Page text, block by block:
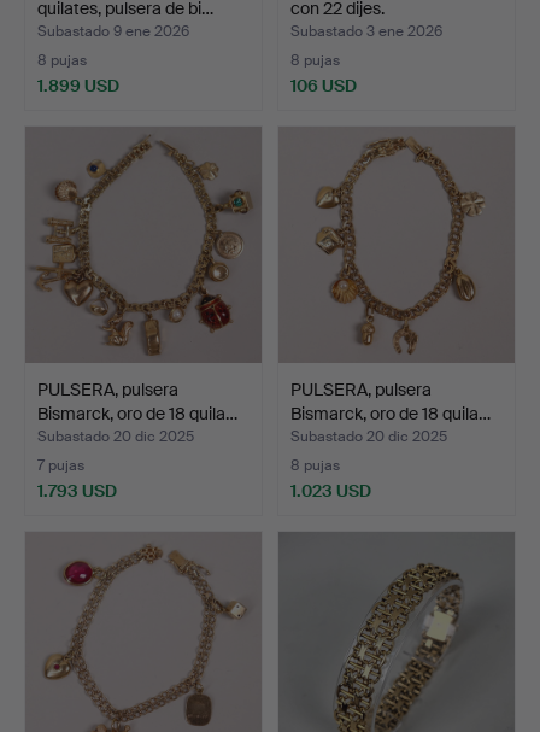
quilates, pulsera de bi…
Subastado 9 ene 2026
8 pujas
1.899 USD
con 22 dijes.
Subastado 3 ene 2026
8 pujas
106 USD
PULSERA, pulsera
Bismarck, oro de 18 quila…
Subastado 20 dic 2025
7 pujas
1.793 USD
PULSERA, pulsera
Bismarck, oro de 18 quila…
Subastado 20 dic 2025
8 pujas
1.023 USD